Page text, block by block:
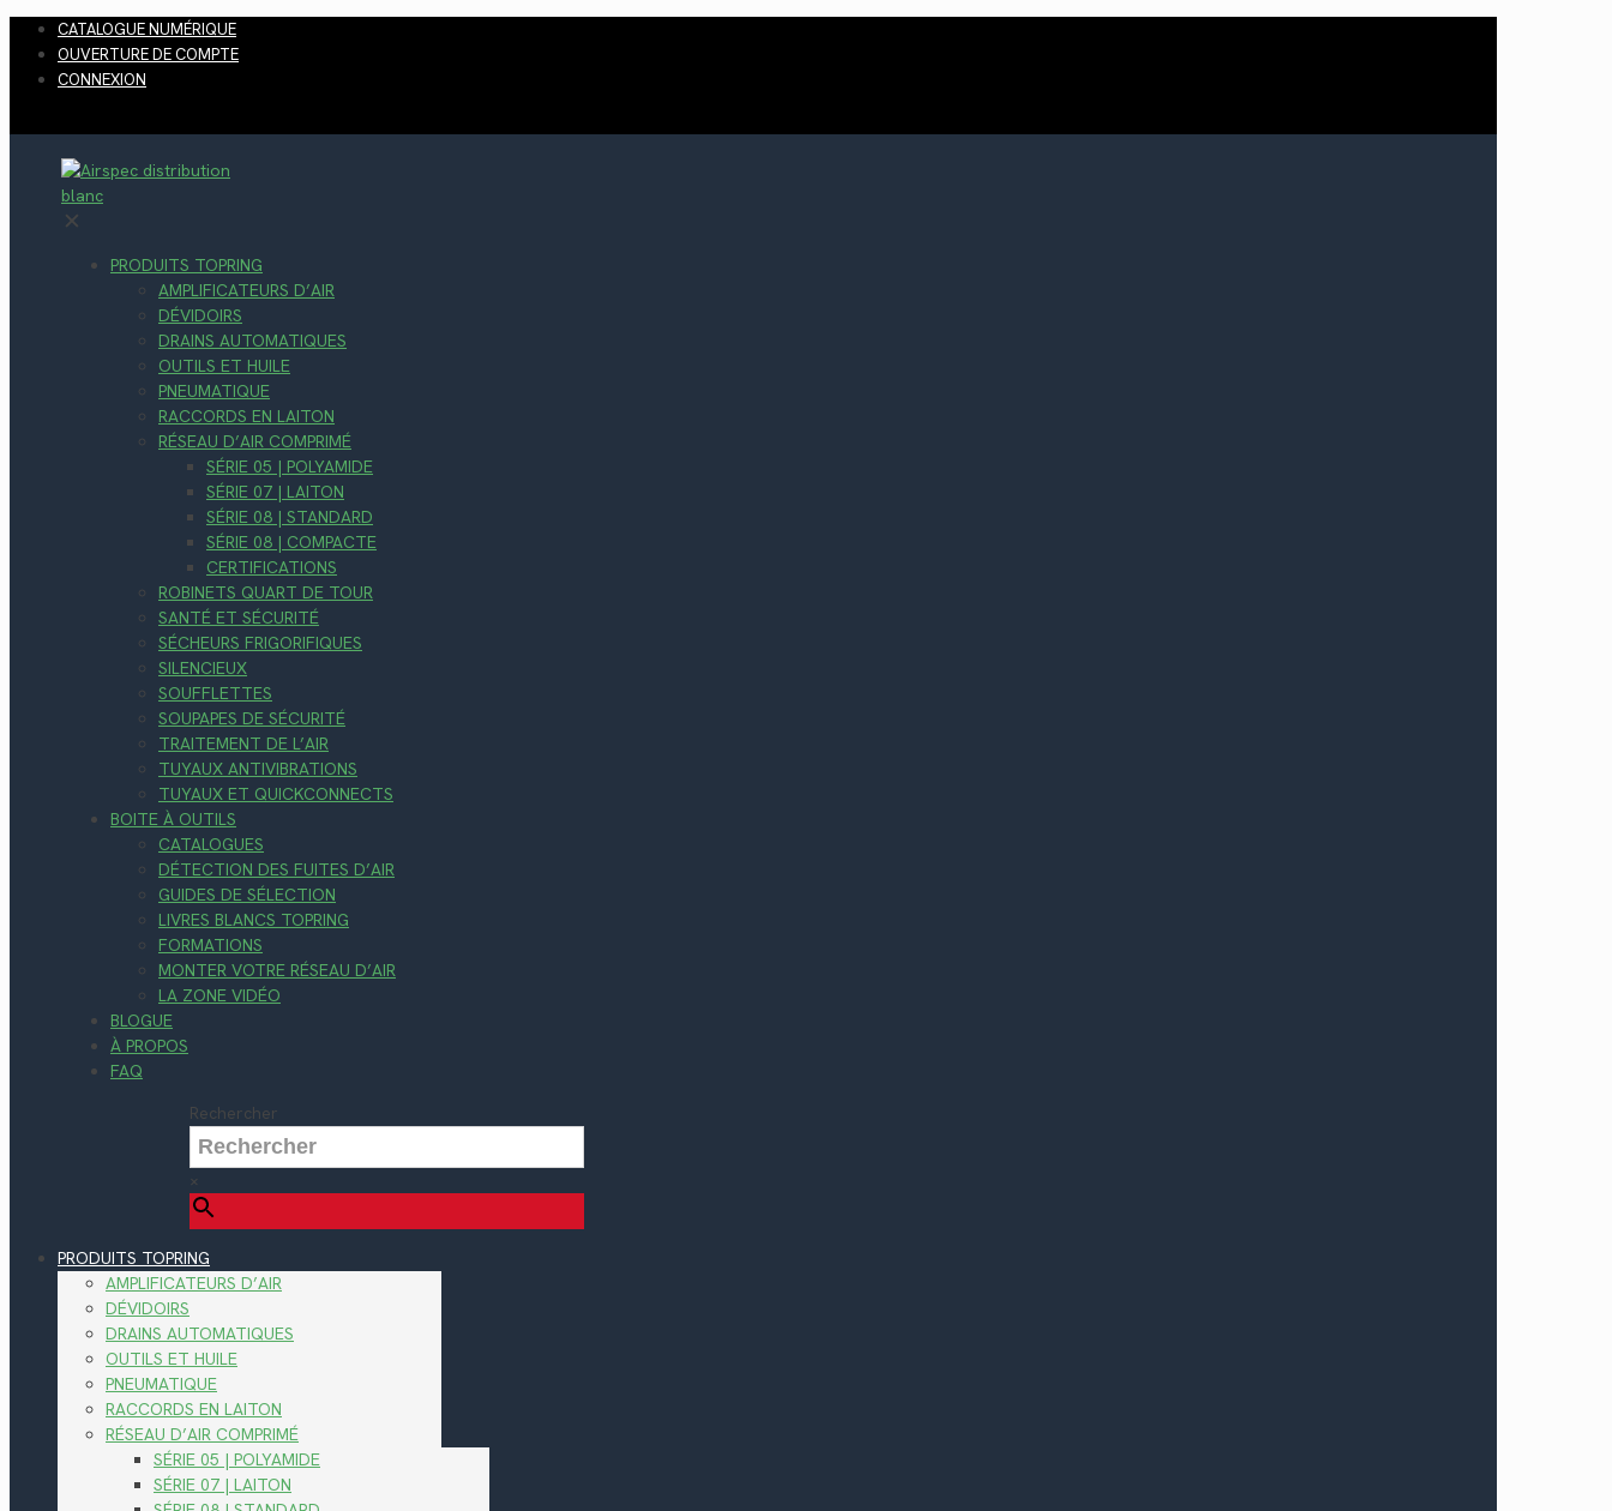
CATALOGUE NUMÉRIQUE
OUVERTURE DE COMPTE
CONNEXION
✕
PRODUITS TOPRING
AMPLIFICATEURS D’AIR
DÉVIDOIRS
DRAINS AUTOMATIQUES
OUTILS ET HUILE
PNEUMATIQUE
RACCORDS EN LAITON
RÉSEAU D’AIR COMPRIMÉ
SÉRIE 05 | POLYAMIDE
SÉRIE 07 | LAITON
SÉRIE 08 | STANDARD
SÉRIE 08 | COMPACTE
CERTIFICATIONS
ROBINETS QUART DE TOUR
SANTÉ ET SÉCURITÉ
SÉCHEURS FRIGORIFIQUES
SILENCIEUX
SOUFFLETTES
SOUPAPES DE SÉCURITÉ
TRAITEMENT DE L’AIR
TUYAUX ANTIVIBRATIONS
TUYAUX ET QUICKCONNECTS
BOITE À OUTILS
CATALOGUES
DÉTECTION DES FUITES D’AIR
GUIDES DE SÉLECTION
LIVRES BLANCS TOPRING
FORMATIONS
MONTER VOTRE RÉSEAU D’AIR
LA ZONE VIDÉO
BLOGUE
À PROPOS
FAQ
Rechercher
×
PRODUITS TOPRING
AMPLIFICATEURS D’AIR
DÉVIDOIRS
DRAINS AUTOMATIQUES
OUTILS ET HUILE
PNEUMATIQUE
RACCORDS EN LAITON
RÉSEAU D’AIR COMPRIMÉ
SÉRIE 05 | POLYAMIDE
SÉRIE 07 | LAITON